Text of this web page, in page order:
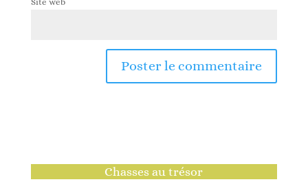
Chasses au trésor